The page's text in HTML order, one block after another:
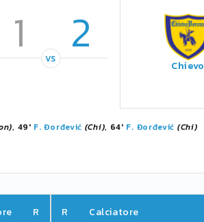
1 2
VS Chievo
, 49' F. Đorđević (Chi), 64' F. Đorđević (Chi)
R R Calciatore